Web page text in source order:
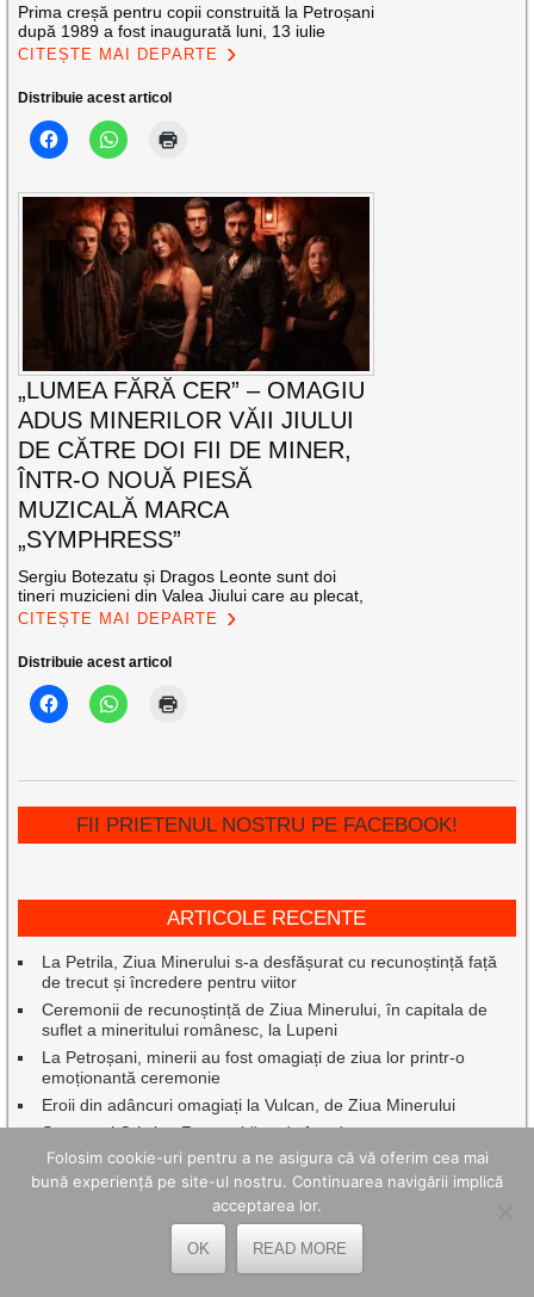
Prima creșă pentru copii construită la Petroșani
după 1989 a fost inaugurată luni, 13 iulie
CITEȘTE MAI DEPARTE
Distribuie acest articol
„LUMEA FĂRĂ CER” – OMAGIU
ADUS MINERILOR VĂII JIULUI
DE CĂTRE DOI FII DE MINER,
ÎNTR-O NOUĂ PIESĂ
MUZICALĂ MARCA
„SYMPHRESS”
Sergiu Botezatu și Dragos Leonte sunt doi
tineri muzicieni din Valea Jiului care au plecat,
CITEȘTE MAI DEPARTE
Distribuie acest articol
FII PRIETENUL NOSTRU PE FACEBOOK!
ARTICOLE RECENTE
La Petrila, Ziua Minerului s-a desfășurat cu recunoștință față
de trecut și încredere pentru viitor
Ceremonii de recunoștință de Ziua Minerului, în capitala de
suflet a mineritului românesc, la Lupeni
La Petroșani, minerii au fost omagiați de ziua lor printr-o
emoționantă ceremonie
Eroii din adâncuri omagiați la Vulcan, de Ziua Minerului
Senatorul Cristian Resmeriță vede în adoptarea
amendamentului PSD la Legea decarbonării o măsură de bun
simț
Zeci de hectare mistuite și zeci de pompieri mobilizați pentru a
proteja oameni, locuințe, gospodării și păduri
Cum arată un spațiu exterior mai ușor de întreținut, fără efort
Folosim cookie-uri pentru a ne asigura că vă oferim cea mai
bună experiență pe site-ul nostru. Continuarea navigării implică
acceptarea lor.
OK READ MORE